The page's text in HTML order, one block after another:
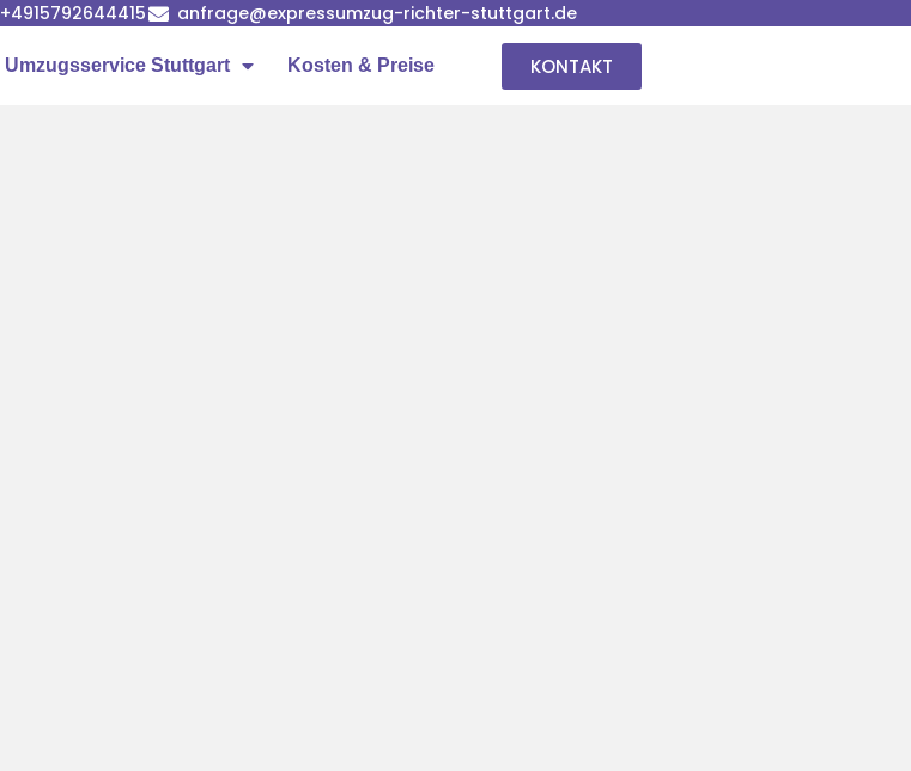
+4915792644415 anfrage@expressumzug-richter-stuttgart.de
Umzugsservice Stuttgart Kosten & Preise KONTAKT